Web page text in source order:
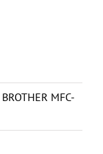
BROTHER MFC-